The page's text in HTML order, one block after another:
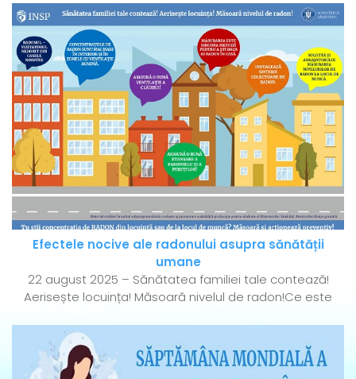
Efectele nocive ale radonului asupra sănătății
umane
22 august 2025 – Sănătatea familiei tale contează!
Aerisește locuința! Măsoară nivelul de radon!Ce este